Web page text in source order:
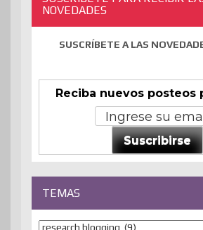
NOVEDADES
SUSCRÍBETE A LAS
Reciba nuevos posteos
Suscribirse
TEMAS
Temas